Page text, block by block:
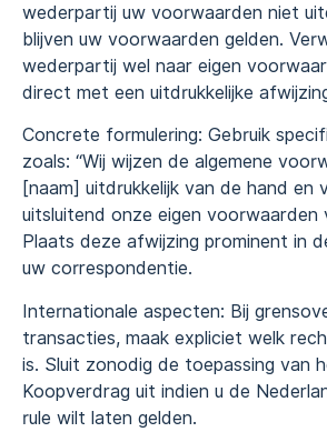
wederpartij uw voorwaarden niet
blijven uw voorwaarden gelden.
wederpartij wel naar eigen
direct met een uitdrukkelijke
Concrete formulering: Gebruik
zoals: “Wij wijzen de algemene
[naam] uitdrukkelijk van de hand en
uitsluitend onze eigen voorwaarden
Plaats deze afwijzing prominent in
uw correspondentie.
Internationale aspecten: Bij
transacties, maak expliciet welk
is. Sluit zonodig de toepassing van
Koopverdrag uit indien u de
rule wilt laten gelden.